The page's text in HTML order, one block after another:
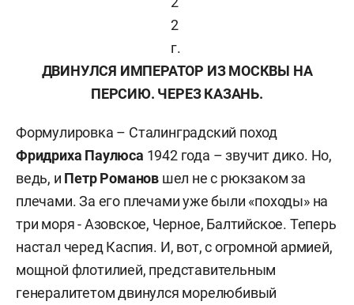
2
г.
ДВИНУЛСЯ ИМПЕРАТОР ИЗ МОСКВЫ НА
ПЕРСИЮ. ЧЕРЕЗ КАЗАНЬ.
Формулировка – Сталинградский поход
Фридриха Паулюса 1942 года – звучит дико. Но,
ведь, и Петр Романов шел не с рюкзаком за
плечами. За его плечами уже были «походы» на
три моря - Азовское, Черное, Балтийское. Теперь
настал черед Каспия. И, вот, с огромной армией,
мощной флотилией, представительным
генералитетом двинулся морелюбивый